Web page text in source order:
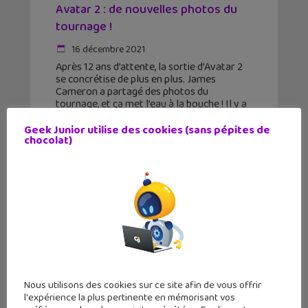
Avatar 2 : de nouvelles photos du
tournage !
16 décembre 2021
Après 12 ans d’attente, la sortie d’Avatar 2
se concrétise de plus en plus. James
Cameron a partagé des photos du
tournage, et ça met l’eau à la bouche ! Il y a
Geek Junior utilise des cookies (sans pépites de
chocolat)
Nous utilisons des cookies sur ce site afin de vous offrir
l'expérience la plus pertinente en mémorisant vos